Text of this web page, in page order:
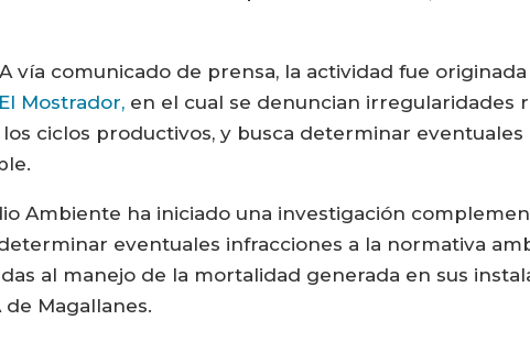
vía comunicado de prensa, la actividad fue
Mostrador, en el cual se denuncian irregularidades
ciclos productivos, y busca determinar
Ambiente ha iniciado una investigación
eventuales infracciones a la normativa
al manejo de la mortalidad generada en sus
Magallanes.